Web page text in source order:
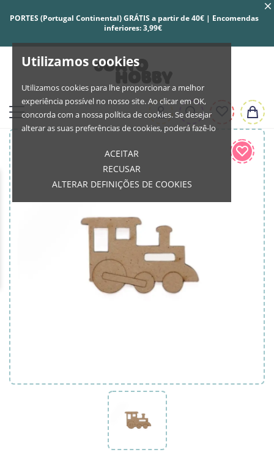
Utilizamos cookies
Utilizamos cookies para lhe proporcionar a melhor
experiência possível no nosso site. Ao clicar em OK,
concorda com a nossa política de cookies. Se desejar
alterar as suas preferências de cookies, poderá fazê-lo
ACEITAR
RECUSAR
ALTERAR DEFINIÇÕES DE COOKIES
PORTES (Portugal Continental) GRÁTIS a partir de 40€ | Encomendas
inferiores: 3,99€